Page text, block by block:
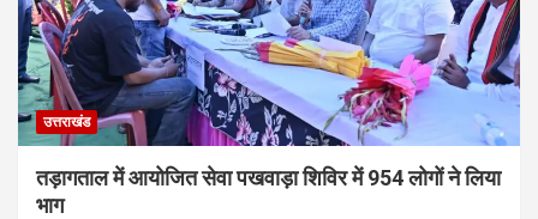
उत्तराखंड
तड़ागताल में आयोजित सेवा पखवाड़ा शिविर में 954 लोगों ने लिया
भाग